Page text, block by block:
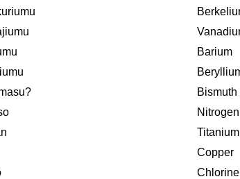
Barium
Bismuth
Nitrogen
Titanium
Copper
Chlorine